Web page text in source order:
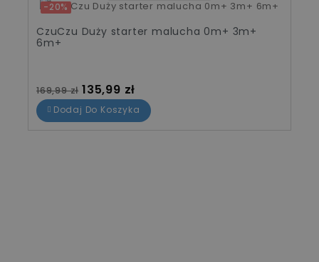
-20%
CzuCzu Duży starter malucha 0m+ 3m+
6m+
Cena standardowa
169,99 zł Cena
135,99 zł
Dodaj Do Koszyka